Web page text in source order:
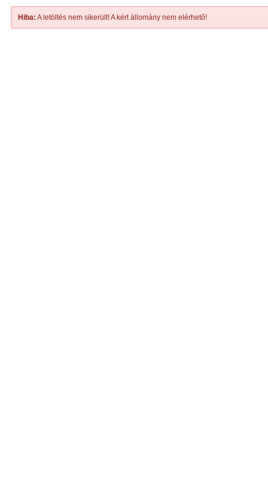
Hiba: A letöltés nem sikerült! A kért állomány nem elérhető!